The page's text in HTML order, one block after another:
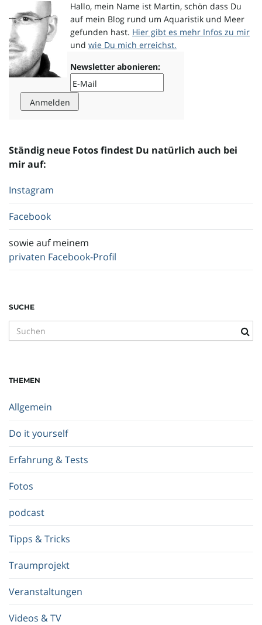
u
m
Hallo, mein Name ist Martin, schön dass Du
auf mein Blog rund um Aquaristik und Meer
gefunden hast. Hier gibt es mehr Infos zu mir
und wie Du mich erreichst.
Newsletter abonieren:
Ständig neue Fotos findest Du natürlich auch bei
mir auf:
Instagram
Facebook
sowie auf meinem
privaten Facebook-Profil
SUCHE
u
b
g
i
f
.
.
.
THEMEN
Allgemein
Do it yourself
Erfahrung & Tests
Fotos
podcast
Tipps & Tricks
Traumprojekt
Veranstaltungen
Videos & TV